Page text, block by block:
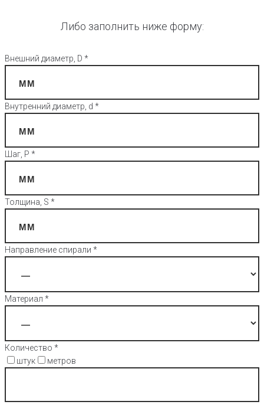
Либо заполнить ниже форму:
Внешний диаметр, D *
Внутренний диаметр, d *
Шаг, P *
Толщина, S *
Направление спирали *
Материал *
Количество *
штук
метров